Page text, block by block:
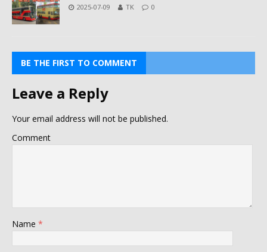
2025-07-09 TK 0
BE THE FIRST TO COMMENT
Leave a Reply
Your email address will not be published.
Comment
Name *